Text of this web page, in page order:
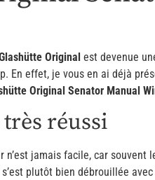
Original est devenue
En effet, je vous en ai déjà
Original Senator Manual
réussi
n’est jamais facile, car
s’est plutôt bien débrouillée